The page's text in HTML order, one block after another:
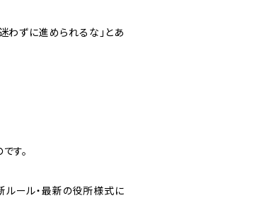
わずに進められるな」とあ
す。
ルール・最新の役所様式に